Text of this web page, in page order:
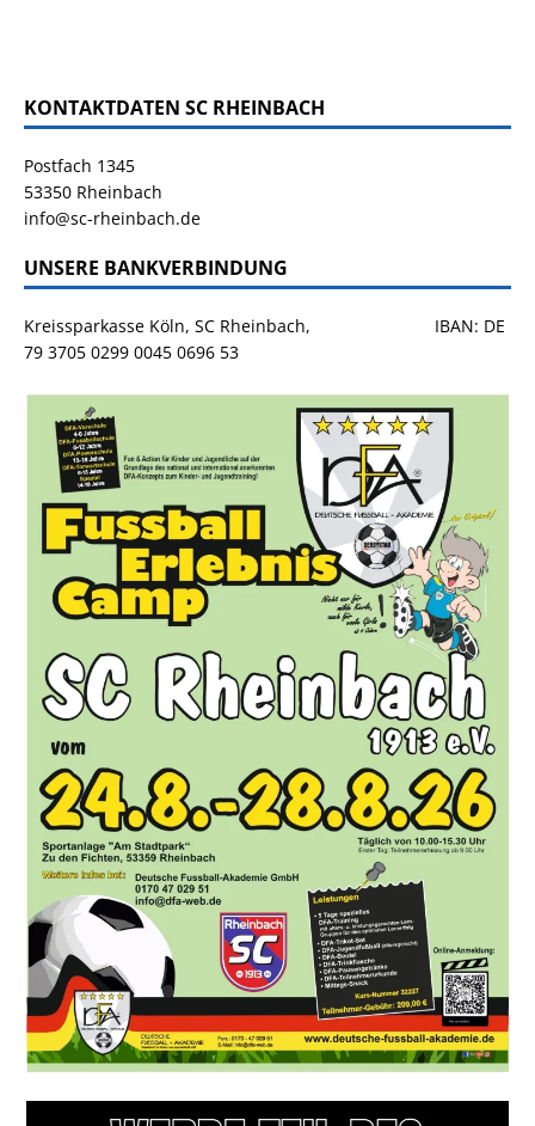
KONTAKTDATEN SC RHEINBACH
Postfach 1345
53350 Rheinbach
info@sc-rheinbach.de
UNSERE BANKVERBINDUNG
Kreissparkasse Köln, SC Rheinbach, IBAN: DE
79 3705 0299 0045 0696 53